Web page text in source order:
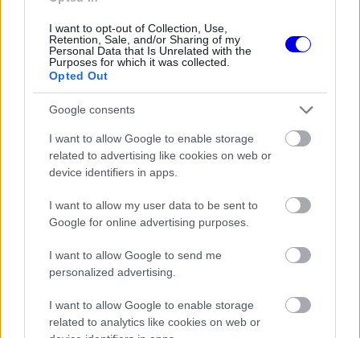
I want to opt-out of Collection, Use,
Retention, Sale, and/or Sharing of my
Personal Data that Is Unrelated with the
Purposes for which it was collected.
Opted Out
Google consents
I want to allow Google to enable storage
related to advertising like cookies on web or
device identifiers in apps.
I want to allow my user data to be sent to
Google for online advertising purposes.
I want to allow Google to send me
personalized advertising.
I want to allow Google to enable storage
related to analytics like cookies on web or
FORMA-1
Hiába a hatalmas fejlesztési ugrás,
Az sem titok, hogy sok szurkoló szerint Sainz
előtt akár komoly modellkarrier is állhat az F1
után. A spanyol pilóta megjelenése, öltözködési
stílusa és kamerák előtti magabiztossága miatt
gyakran kerül fel olyan listákra, amelyek a világ
legjóképűbb sportolóit rangsorolják. Több
fotósorozata és reklámkampánya után is
rengetegen írták a közösségi oldalakon, hogy